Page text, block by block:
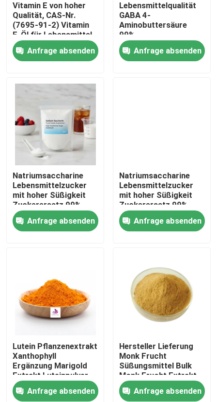
Haus
Produkte
Videos
Über uns
Kontakt US
Fordern Sie ein Zitat
Natürlicher Pflanzenauszug
Vitamin E von hoher
Qualität, CAS-Nr.
(7695-91-2) Vitamin
E-Öl für Lebensmittel
Anfrage absenden
Lebensmittelqualität
GABA 4-
Aminobuttersäure
99%
Lebensmittelzusatzstoffe
Anfrage absenden
Natriumsaccharine
Lebensmittelzucker
mit hoher Süßigkeit
Zuckerersatz 99%
Anfrage absenden
Natriumsaccharine
Lebensmittelzucker
mit hoher Süßigkeit
Zuckerersatz 99%
Anfrage absenden
Lutein Pflanzenextrakt
Xanthophyll
Ergänzung Marigold
Extrakt Luteinpulver
Anfrage absenden
Hersteller Lieferung
Monk Frucht
Süßungsmittel Bulk
Monk Frucht Extrakt
Pulver
Anfrage absenden